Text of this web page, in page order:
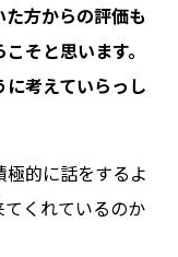
方からの評価も
そと思います。
考えていらっし
極的に話をするよ
くれているのか